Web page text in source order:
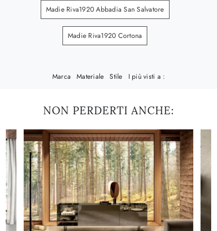
Madie Riva1920 Abbadia San Salvatore
Madie Riva1920 Cortona
Marca Materiale Stile I più visti a :
NON PERDERTI ANCHE: